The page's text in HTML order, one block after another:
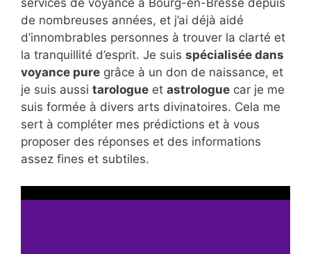
services de voyance à Bourg-en-Bresse depuis
de nombreuses années, et j’ai déjà aidé
d’innombrables personnes à trouver la clarté et
la tranquillité d’esprit. Je suis spécialisée dans
voyance pure grâce à un don de naissance, et
je suis aussi tarologue et astrologue car je me
suis formée à divers arts divinatoires. Cela me
sert à compléter mes prédictions et à vous
proposer des réponses et des informations
assez fines et subtiles.